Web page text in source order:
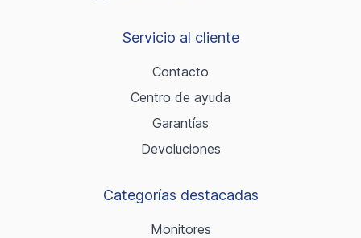
Servicio al cliente
Contacto
Centro de ayuda
Garantías
Devoluciones
Categorías destacadas
Monitores